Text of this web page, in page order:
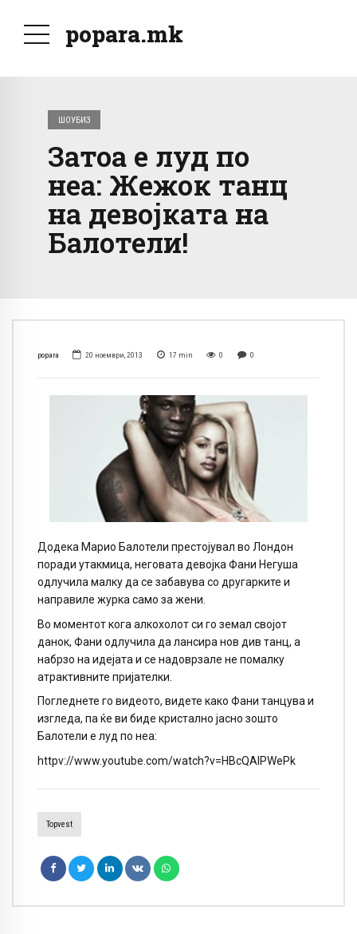
popara.mk
ШОУБИЗ
Затоа е луд по
неа: Жежок танц
на девојката на
Балотели!
popara 20 ноември, 2013 17 min 0 0
Додека Марио Балотели престојувал во Лондон
поради утакмица, неговата девојка Фани Негуша
одлучила малку да се забавува со другарките и
направиле журка само за жени.
Во моментот кога алкохолот си го земал својот
данок, Фани одлучила да лансира нов див танц, а
набрзо на идејата и се надоврзале не помалку
атрактивните пријателки.
Погледнете го видеото, видете како Фани танцува и
изгледа, па ќе ви биде кристално јасно зошто
Балотели е луд по неа:
httpv://www.youtube.com/watch?v=HBcQAlPWePk
Topvest